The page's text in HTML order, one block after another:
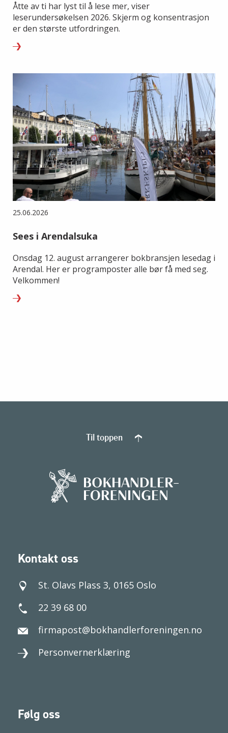
Åtte av ti har lyst til å lese mer, viser
leserundersøkelsen 2026. Skjerm og konsentrasjon
er den største utfordringen.
25.06.2026
Sees i Arendalsuka
Onsdag 12. august arrangerer bokbransjen lesedag i
Arendal. Her er programposter alle bør få med seg.
Velkommen!
Kontakt oss
St. Olavs Plass 3, 0165 Oslo
22 39 68 00
firmapost@bokhandlerforeningen.no
Personvernerklæring
Følg oss
Til toppen